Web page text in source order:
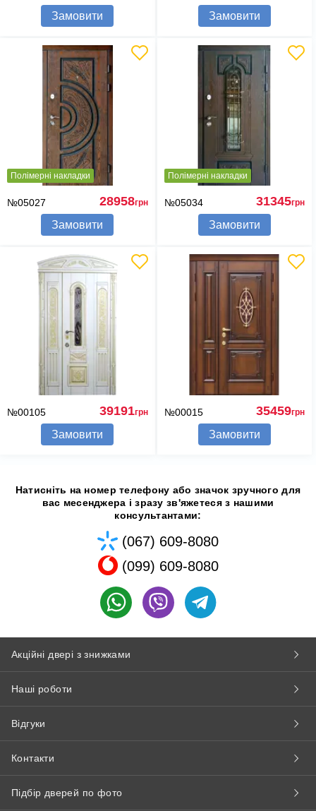
Замовити Замовити
Полімерні накладки
№05027 28958грн
Замовити
Полімерні накладки
№05034 31345грн
Замовити
№00105 39191грн
Замовити
№00015 35459грн
Замовити
Натисніть на номер телефону або значок зручного для
вас месенджера і зразу зв'яжетеся з нашими
консультантами:
(067) 609-8080
(099) 609-8080
Акційні двері з знижками
Наші роботи
Відгуки
Контакти
Підбір дверей по фото